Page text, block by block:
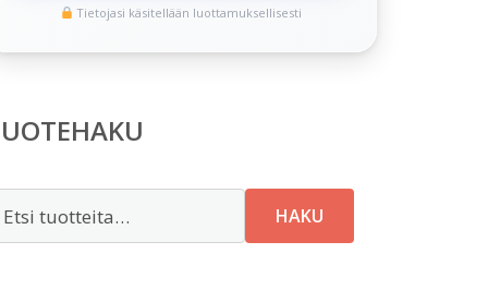
Tietojasi käsitellään luottamuksellisesti
HAKU